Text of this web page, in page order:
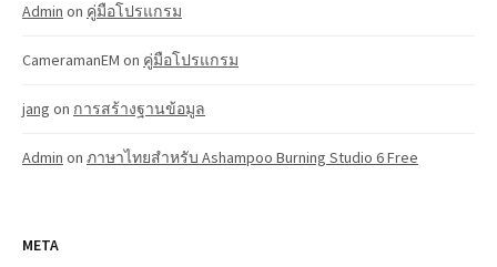
Admin on คู่มือโปรแกรม
CameramanEM on คู่มือโปรแกรม
jang on การสร้างฐานข้อมูล
Admin on ภาษาไทยสำหรับ Ashampoo Burning Studio 6 Free
META